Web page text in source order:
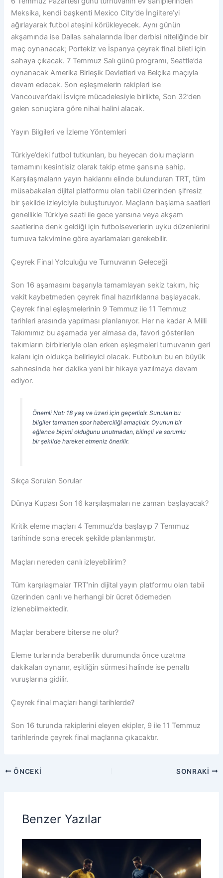
Meksika, kendi başkenti Mexico City’de İngiltere’yi
ağırlayarak futbol ateşini körükleyecek. Aynı günün
akşamında ise Dallas sahalarında İber derbisi niteliğinde bir
maç oynanacak; Portekiz ve İspanya çeyrek final bileti için
sahaya çıkacak. 7 Temmuz Salı günü programı, Seattle’da
oynanacak Amerika Birleşik Devletleri ve Belçika maçıyla
devam edecek. Son eşleşmelerin rakipleri ise
Vancouver’daki İsviçre mücadelesiyle birlikte, Son 32’den
gelen sonuçlara göre nihai halini alacak.
Yayın Bilgileri ve İzleme Yöntemleri
Türkiye’deki futbol tutkunları, bu heyecan dolu maçların
tamamını kesintisiz olarak takip etme şansına sahip.
Karşılaşmaların yayın haklarını elinde bulunduran TRT, tüm
müsabakaları dijital platformu olan tabii üzerinden şifresiz
bir şekilde izleyiciyle buluşturuyor. Maçların başlama saatleri
genellikle Türkiye saati ile gece yarısına veya akşam
saatlerine denk geldiği için futbolseverlerin uyku düzenlerini
turnuva takvimine göre ayarlamaları gerekebilir.
Çeyrek Final Yolculuğu ve Turnuvanın Geleceği
Son 16 aşamasını başarıyla tamamlayan sekiz takım, hiç
vakit kaybetmeden çeyrek final hazırlıklarına başlayacak.
Çeyrek final eşleşmelerinin 9 Temmuz ile 11 Temmuz
tarihleri arasında yapılması planlanıyor. Her ne kadar A Milli
Takımımız bu aşamada yer almasa da, favori gösterilen
takımların birbirleriyle olan erken eşleşmeleri turnuvanın geri
kalanı için oldukça belirleyici olacak. Futbolun bu en büyük
sahnesinde her dakika yeni bir hikaye yazılmaya devam
ediyor.
Önemli Not: 18 yaş ve üzeri için geçerlidir. Sunulan bu
bilgiler tamamen spor haberciliği amaçlıdır. Oyunun bir
eğlence biçimi olduğunu unutmadan, bilinçli ve sorumlu
bir şekilde hareket etmeniz önerilir.
Sıkça Sorulan Sorular
Dünya Kupası Son 16 karşılaşmaları ne zaman başlayacak?
Kritik eleme maçları 4 Temmuz’da başlayıp 7 Temmuz
tarihinde sona erecek şekilde planlanmıştır.
Maçları nereden canlı izleyebilirim?
Tüm karşılaşmalar TRT’nin dijital yayın platformu olan tabii
üzerinden canlı ve herhangi bir ücret ödemeden
izlenebilmektedir.
Maçlar berabere biterse ne olur?
Eleme turlarında beraberlik durumunda önce uzatma
dakikaları oynanır, eşitliğin sürmesi halinde ise penaltı
vuruşlarına gidilir.
Çeyrek final maçları hangi tarihlerde?
Son 16 turunda rakiplerini eleyen ekipler, 9 ile 11 Temmuz
tarihlerinde çeyrek final maçlarına çıkacaktır.
ÖNCEKI SONRAKI
Benzer Yazılar